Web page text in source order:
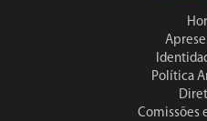
Política
Comissões